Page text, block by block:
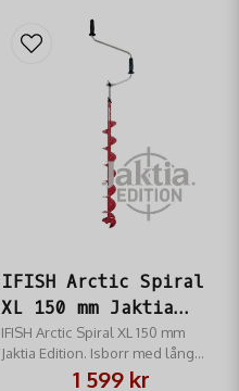
IFISH Arctic Spiral
XL 150 mm Jaktia
Edition
IFISH Arctic Spiral XL 150 mm
Jaktia Edition. Isborr med lång
spiral för tjocka isar. Effektiv,
1 599 kr